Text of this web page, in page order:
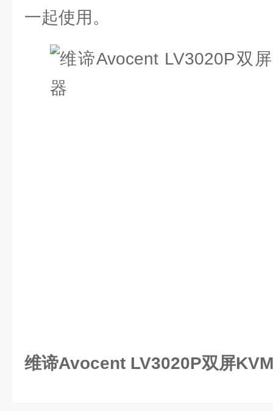
一起使用。
维谛Avocent LV3020P双屏